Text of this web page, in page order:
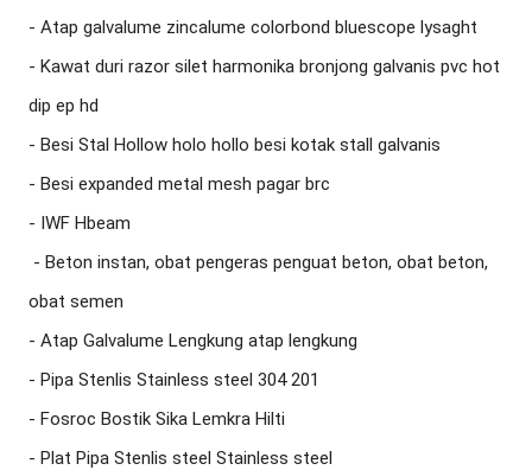
- Atap galvalume zincalume colorbond bluescope lysaght
- Kawat duri razor silet harmonika bronjong galvanis pvc hot
dip ep hd
- Besi Stal Hollow holo hollo besi kotak stall galvanis
- Besi expanded metal mesh pagar brc
- IWF Hbeam
obat semen
- Atap Galvalume Lengkung atap lengkung
- Pipa Stenlis Stainless steel 304 201
- Fosroc Bostik Sika Lemkra Hilti
- Plat Pipa Stenlis steel Stainless steel